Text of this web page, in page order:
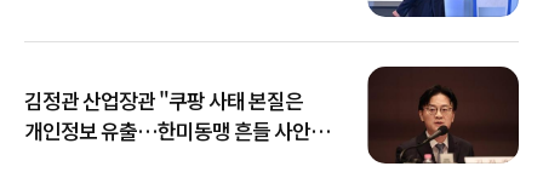
김정관 산업장관 "쿠팡 사태 본질은
개인정보 유출…한미동맹 흔들 사안